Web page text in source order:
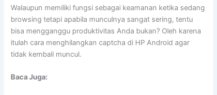
Walaupun memiliki fungsi sebagai keamanan ketika sedang
browsing tetapi apabila munculnya sangat sering, tentu
bisa mengganggu produktivitas Anda bukan? Oleh karena
itulah cara menghilangkan captcha di HP Android agar
tidak kembali muncul.
Baca Juga: